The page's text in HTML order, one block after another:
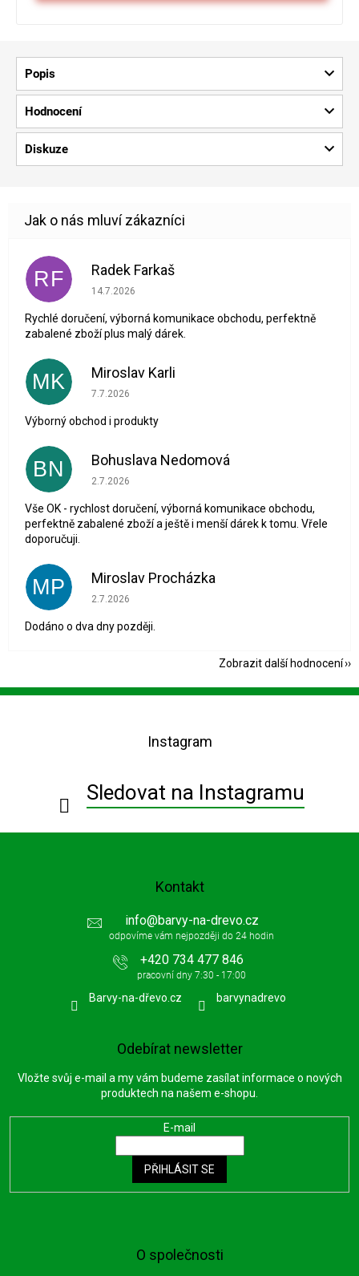
Popis
Hodnocení
Diskuze
RF Radek Farkaš
Hodnocení obchodu je 5 z 5 hvězdiček.
14.7.2026
Rychlé doručení, výborná komunikace obchodu, perfektně
zabalené zboží plus malý dárek.
MK Miroslav Karli
Hodnocení obchodu je 5 z 5 hvězdiček.
7.7.2026
Výborný obchod i produkty
BN Bohuslava Nedomová
Hodnocení obchodu je 5 z 5 hvězdiček.
2.7.2026
Vše OK - rychlost doručení, výborná komunikace obchodu,
perfektně zabalené zboží a ještě i menší dárek k tomu. Vřele
doporučuji.
MP Miroslav Procházka
Hodnocení obchodu je 1 z 5 hvězdiček.
2.7.2026
Dodáno o dva dny později.
Zobrazit další hodnocení
Z
Instagram
Sledovat na Instagramu
O společnosti
Kontakt
info@barvy-na-drevo.cz
+420 734 477 846
Barvy-na-dřevo.cz barvynadrevo
Odebírat newsletter
Vložte svůj e-mail a my vám budeme zasílat informace o nových
produktech na našem e-shopu.
E-mail
PŘIHLÁSIT SE